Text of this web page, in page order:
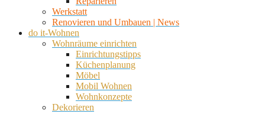
Werkstatt
Renovieren und Umbauen | News
do it-Wohnen
Wohnräume einrichten
Einrichtungstipps
Küchenplanung
Möbel
Mobil Wohnen
Wohnkonzepte
Dekorieren